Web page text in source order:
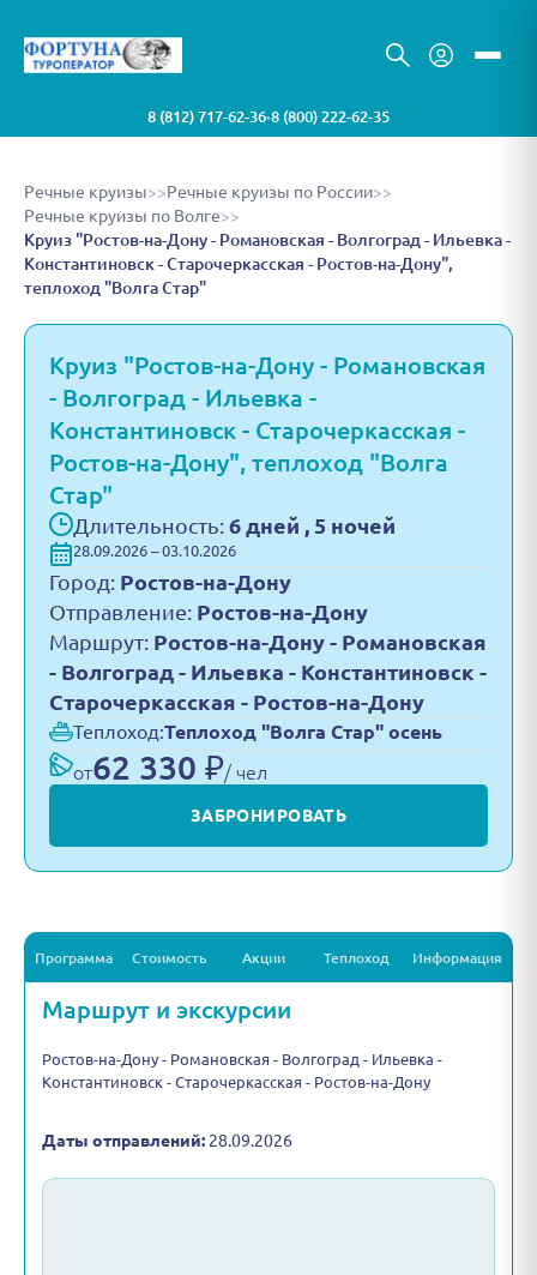
8 (812) 717-62-36•8 (800) 222-62-35
Речные круизы>>Речные круизы по России>>
Речные круизы по Волге>>
Круиз "Ростов-на-Дону - Романовская - Волгоград - Ильевка -
Константиновск - Старочеркасская - Ростов-на-Дону",
теплоход "Волга Стар"
Круиз "Ростов-на-Дону - Романовская
- Волгоград - Ильевка -
Константиновск - Старочеркасская -
Ростов-на-Дону", теплоход "Волга
Стар"
Длительность: 6 дней , 5 ночей
28.09.2026 – 03.10.2026
Город: Ростов-на-Дону
Отправление: Ростов-на-Дону
Маршрут: Ростов-на-Дону - Романовская
- Волгоград - Ильевка - Константиновск -
Старочеркасская - Ростов-на-Дону
Теплоход:Теплоход "Волга Стар" осень
от62 330 ₽/ чел
ЗАБРОНИРОВАТЬ
Программа Стоимость Акции Теплоход Информация
Маршрут и экскурсии
Ростов-на-Дону - Романовская - Волгоград - Ильевка -
Константиновск - Старочеркасская - Ростов-на-Дону
Даты отправлений: 28.09.2026